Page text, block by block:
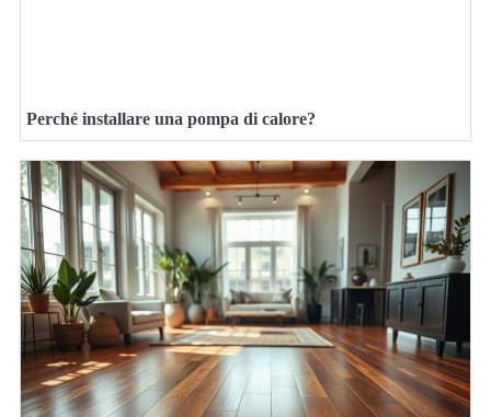
Perché installare una pompa di calore?